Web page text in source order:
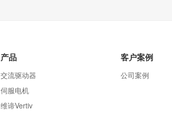
产品
交流驱动器
伺服电机
维谛Vertiv
客户案例
公司案例